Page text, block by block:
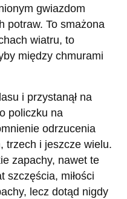
gwiazdom
potraw. To smażona
wiatru, to
między chmurami
i przystanął na
policzku na
odrzucenia
trzech i jeszcze wielu.
zapachy, nawet te
szczęścia, miłości
lecz dotąd nigdy